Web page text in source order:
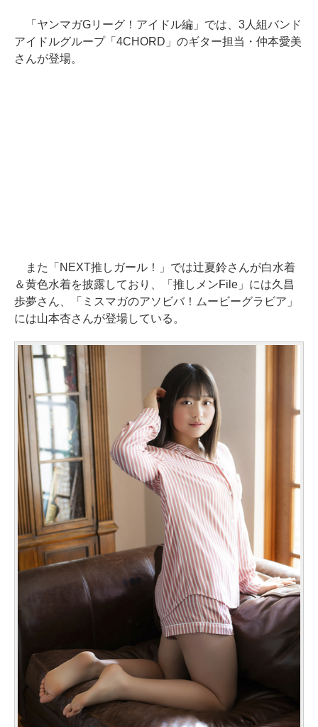
「ヤンマガGリーグ！アイドル編」では、3人組バンド
アイドルグループ「4CHORD」のギター担当・仲本愛美
さんが登場。
また「NEXT推しガール！」では辻夏鈴さんが白水着
＆黄色水着を披露しており、「推しメンFile」には久昌
歩夢さん、「ミスマガのアソビバ！ムービーグラビア」
には山本杏さんが登場している。